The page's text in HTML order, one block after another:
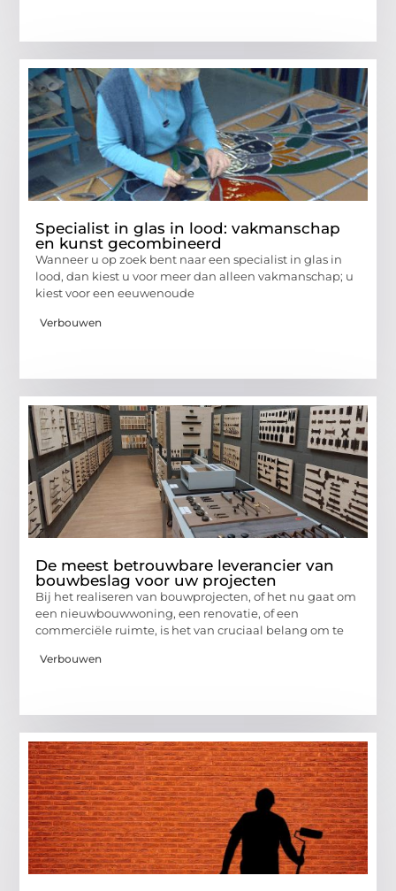
Specialist in glas in lood: vakmanschap
en kunst gecombineerd
Wanneer u op zoek bent naar een specialist in glas in
lood, dan kiest u voor meer dan alleen vakmanschap; u
kiest voor een eeuwenoude
Verbouwen
De meest betrouwbare leverancier van
bouwbeslag voor uw projecten
Bij het realiseren van bouwprojecten, of het nu gaat om
een nieuwbouwwoning, een renovatie, of een
commerciële ruimte, is het van cruciaal belang om te
Verbouwen